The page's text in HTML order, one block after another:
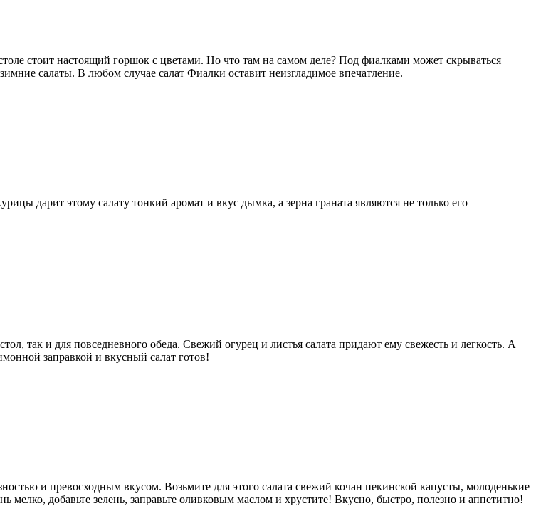
стоит настоящий горшок с цветами. Но что там на самом деле? Под фиалками может скрываться
салаты. В любом случае салат Фиалки оставит неизгладимое впечатление.
дарит этому салату тонкий аромат и вкус дымка, а зерна граната являются не только его
так и для повседневного обеда. Свежий огурец и листья салата придают ему свежесть и легкость. А
заправкой и вкусный салат готов!
и превосходным вкусом. Возьмите для этого салата свежий кочан пекинской капусты, молоденькие
добавьте зелень, заправьте оливковым маслом и хрустите! Вкусно, быстро, полезно и аппетитно!